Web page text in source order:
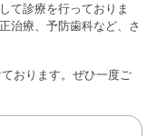
て診療を行っておりま
治療、予防歯科など、さ
おります。ぜひ一度ご